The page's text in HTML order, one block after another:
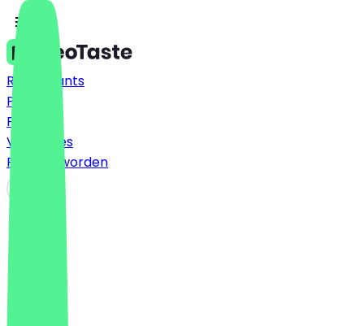
Restaurants
Prijzen
FAQ
Vacatures
Partner worden